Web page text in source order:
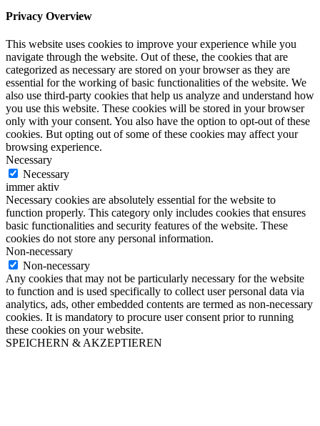
Privacy Overview
This website uses cookies to improve your experience while you
navigate through the website. Out of these, the cookies that are
categorized as necessary are stored on your browser as they are
essential for the working of basic functionalities of the website. We
also use third-party cookies that help us analyze and understand how
you use this website. These cookies will be stored in your browser
only with your consent. You also have the option to opt-out of these
cookies. But opting out of some of these cookies may affect your
browsing experience.
Necessary
Necessary
immer aktiv
Necessary cookies are absolutely essential for the website to
function properly. This category only includes cookies that ensures
basic functionalities and security features of the website. These
cookies do not store any personal information.
Non-necessary
Non-necessary
Any cookies that may not be particularly necessary for the website
to function and is used specifically to collect user personal data via
analytics, ads, other embedded contents are termed as non-necessary
cookies. It is mandatory to procure user consent prior to running
these cookies on your website.
SPEICHERN & AKZEPTIEREN